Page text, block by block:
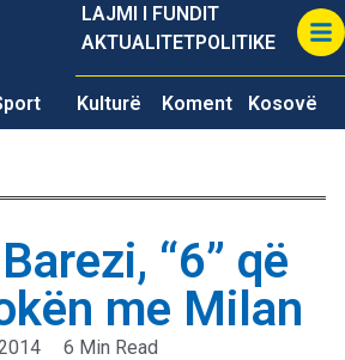
LAJMI I FUNDIT
AKTUALITETPOLITIKE
Kulturë Koment Kosovë
“6” që
me Milan
6 Min Read